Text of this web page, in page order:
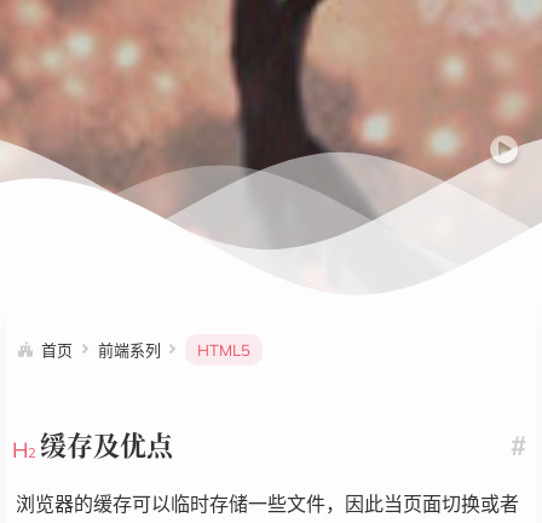
首页 前端系列 HTML5
#
缓存及优点
浏览器的缓存可以临时存储一些文件，因此当页面切换或者